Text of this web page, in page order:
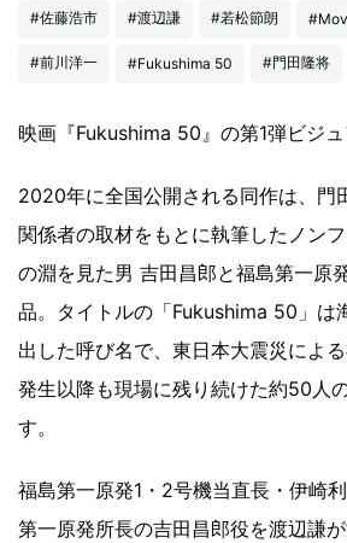
#佐藤浩市 #渡辺謙 #若松節朗
#前川洋一 #Fukushima 50 #門田隆将
映画『Fukushima 50』の第1弾ビジュ
2020年に全国公開される同作は、門
関係者の取材をもとに執筆したノン
の淵を見た男 吉田昌郎と福島第一原
品。タイトルの「Fukushima 50」は
出した呼び名で、東日本大震災によ
発生以降も現場に残り続けた約50人
す。
福島第一原発1・2号機当直長・伊崎
第一原発所長の吉田昌郎役を渡辺謙